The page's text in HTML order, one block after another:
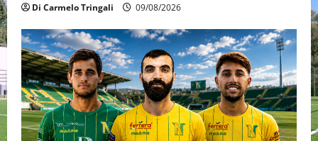
Di Carmelo Tringali 09/08/2026